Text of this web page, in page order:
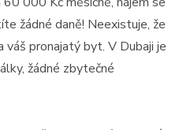
žádné daně! Neexistuje, že
pronajatý byt. V Dubaji je
žádné zbytečné